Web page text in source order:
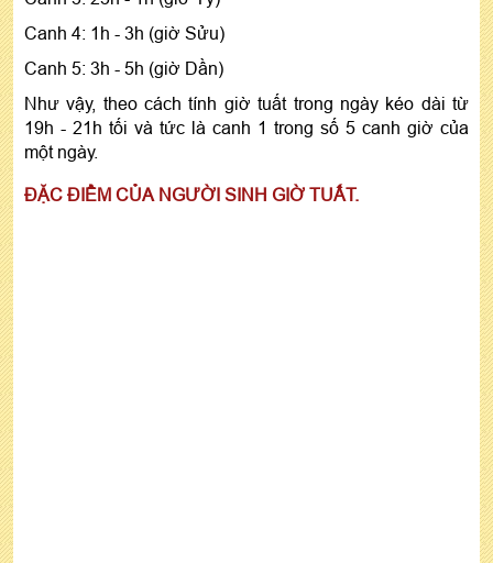
Canh 4: 1h - 3h (giờ Sửu)
Canh 5: 3h - 5h (giờ Dần)
Như vậy, theo cách tính giờ tuất trong ngày kéo dài từ
19h - 21h tối và tức là canh 1 trong số 5 canh giờ của
một ngày.
ĐẶC ĐIỂM CỦA NGƯỜI SINH GIỜ TUẤT.